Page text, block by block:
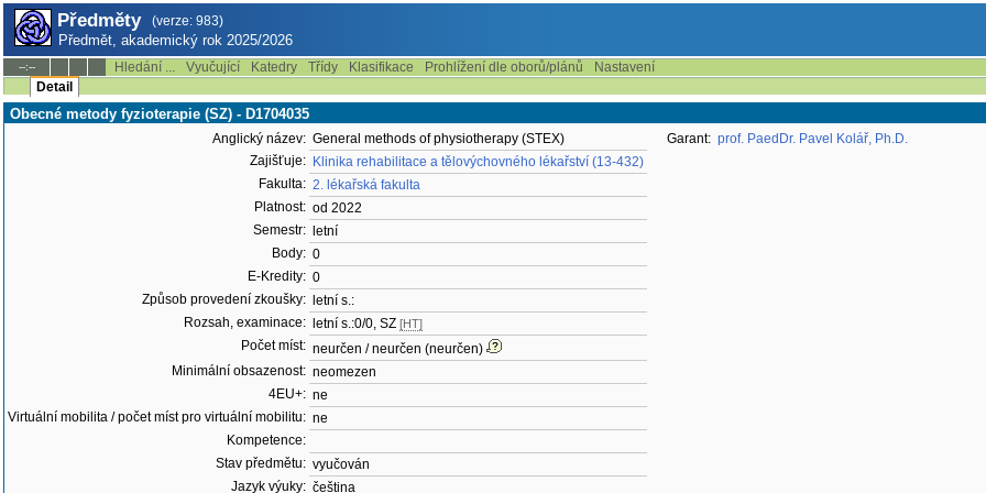
Předměty (verze: 983)
Předmět, akademický rok 2025/2026
--:-- Hledání ... Vyučující Katedry Třídy Klasifikace Prohlížení dle oborů/plánů
Nastavení
Detail
Obecné metody fyzioterapie (SZ) - D1704035
Anglický název: General methods of physiotherapy (STEX)
Zajišťuje: Klinika rehabilitace a tělovýchovného lékařství (13-432)
Fakulta: 2. lékařská fakulta
Platnost: od 2022
Semestr:
letní
Body: 0
E-Kredity: 0
Způsob provedení zkoušky:
letní s.:
Rozsah, examinace:
letní s.:0/0, SZ [HT]
Počet míst: neurčen / neurčen (neurčen)
Minimální obsazenost: neomezen
4EU+: ne
Virtuální mobilita / počet míst pro virtuální mobilitu: ne
Kompetence:
Stav předmětu: vyučován
Jazyk výuky: čeština
Garant: prof. PaedDr. Pavel Kolář, Ph.D.